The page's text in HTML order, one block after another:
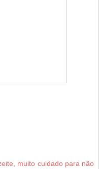
muito cuidado para não